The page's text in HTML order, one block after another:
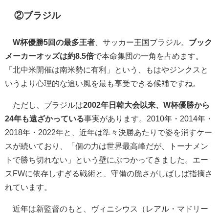
②ブラジル
W杯優勝5回の最多王者 、サッカー王国ブラジル。 ブック
メーカーオッズは約8.5倍で本命集団の一角を占めます。
「北中米開催は南米勢に有利」という、もはやジンクスと
いうより心理的な追い風を最も享受できる候補ですね。
ただし、ブラジルは2002年日韓大会以来、W杯優勝から
24年も遠ざかっている事実があります。2010年・2014年・
2018年・2022年と、近年は準々決勝あたりで姿を消すケー
スが続いており、「個の力は世界最高峰だが、トーナメン
トで勝ち切れない」という壁にぶつかってきました。エー
スFWに依存しすぎる戦術と、守備の脆さがしばしば指摘さ
れています。
近年は新監督のもと、ヴィニシウス（レアル・マドリー